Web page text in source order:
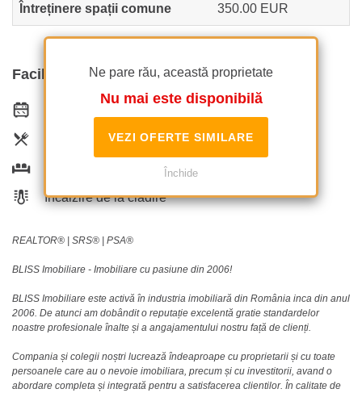
Ne pare rău, această proprietate
Nu mai este disponibilă
VEZI OFERTE SIMILARE
Închide
Întreținere spații comune 350.00 EUR
Facilități
Mașină de spălat vase
Încălzire de la clădire
REALTOR®️ | SRS®️ | PSA®️
BLISS Imobiliare - Imobiliare cu pasiune din 2006!
BLISS Imobiliare este activă în industria imobiliară din România inca din anul
2006. De atunci am dobândit o reputație excelentă gratie standardelor
noastre profesionale înalte și a angajamentului nostru față de clienți.
Compania și colegii noștri lucrează îndeaproape cu proprietarii și cu toate
persoanele care au o nevoie imobiliara, precum și cu investitorii, avand o
abordare completa și integrată pentru a satisfacerea clientilor. În calitate de